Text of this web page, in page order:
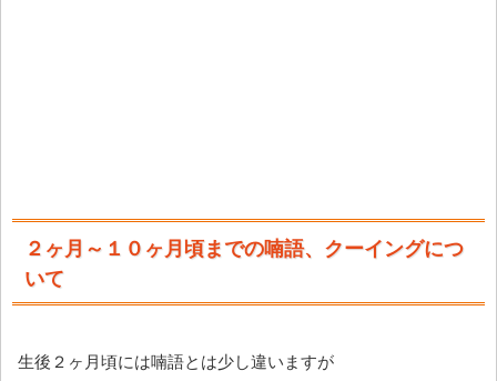
２ヶ月～１０ヶ月頃までの喃語、クーイングにつ
いて
生後２ヶ月頃には喃語とは少し違いますが